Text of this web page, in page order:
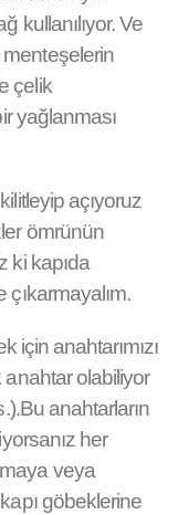
kullanılıyor. Ve
çelik
yağlanması
açıyoruz
ömrünün
ki kapıda
çıkarmayalım.
için anahtarımızı
anahtar olabiliyor
anahtarların
her
veya
göbeklerine